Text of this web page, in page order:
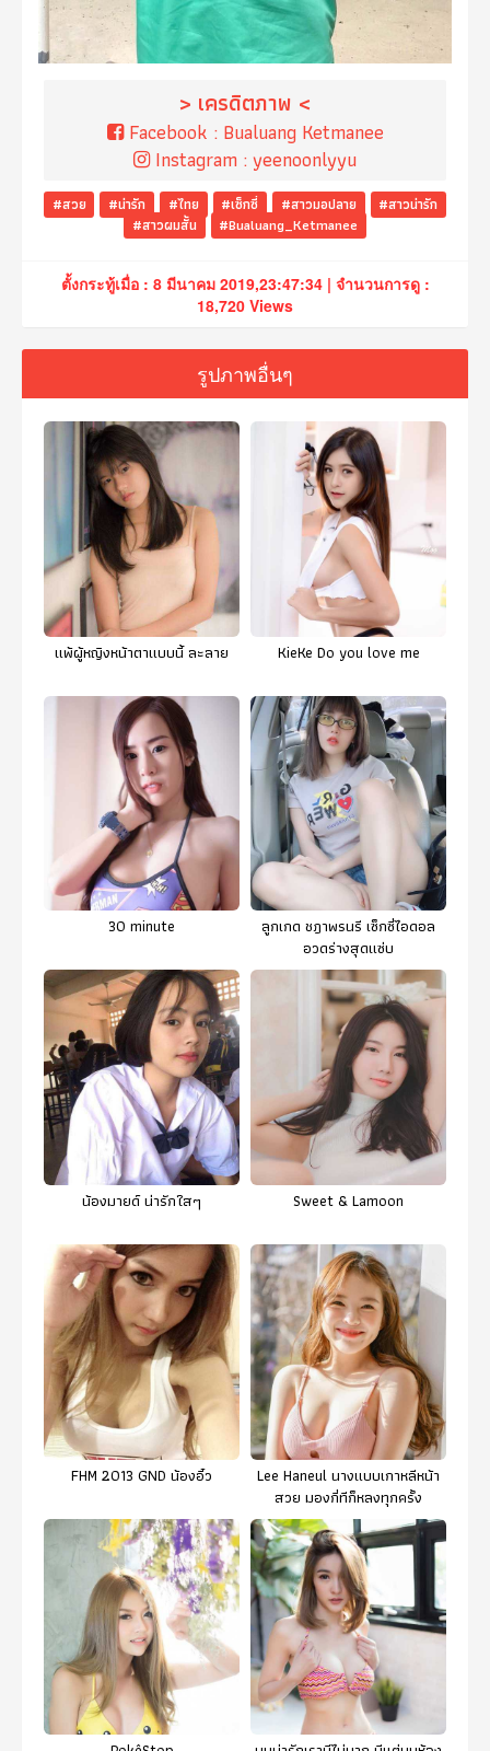
> เครดิตภาพ <
Facebook : Bualuang Ketmanee
Instagram :yeenoonlyyu
#สวย #น่ารัก #ไทย #เซ็กซี่ #สาวมอปลาย
#สาวน่ารัก
#สาวผมสั้น
#Bualuang_Ketmanee
ตั้งกระทู้เมื่อ : 8 มีนาคม 2019,23:47:34 | จำนวนการดู :
18,720 Views
รูปภาพอื่นๆ
แพ้ผู้หญิงหน้าตาแบบนี้ ละลาย KieKe Do you love me
30 minute
ลูกเกด ชฎาพรนรี เซ็กซี่ไอดอล
อวดร่างสุดแซ่บ
น้องมายด์ น่ารักใสๆ Sweet & Lamoon
FHM 2013 GND น้องอิ๋ว
Lee Haneul นางแบบเกาหลีหน้า
สวย มองกี่ทีก็หลงทุกครั้ง